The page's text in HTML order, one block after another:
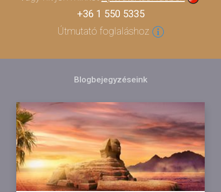
+36 1 550 5335
Útmutató foglaláshoz
Blogbejegyzéseink